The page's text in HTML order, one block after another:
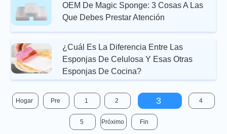
OEM De Magic Sponge: 3 Cosas A Las
Que Debes Prestar Atención
¿Cuál Es La Diferencia Entre Las
Esponjas De Celulosa Y Esas Otras
Esponjas De Cocina?
Hogar Pre 1 2 3 4
5 Próximo Fin